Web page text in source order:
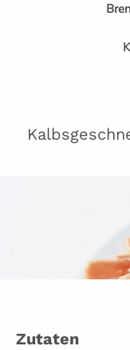
Zutaten